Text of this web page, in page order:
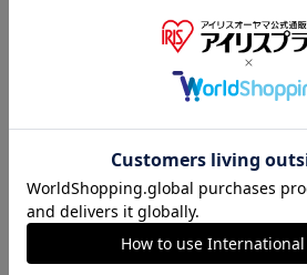
旧型直管LEDランプと比較すると約
◆ムラのない均一な光
光源部に明るさのムラがなく、なめ
従来のLEDランプのような粒状感が
然な光。
※本商品の取り付けには別途工事が
※工事は必ず電気工事店（有資格者
法人様はビジネス会員にご登
さらにお得にご購入いた